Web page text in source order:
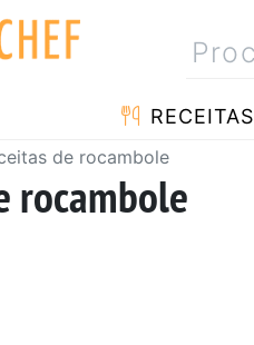
RECEITAS
de rocambole
rocambole